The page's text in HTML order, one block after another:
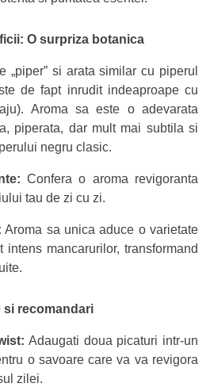
O surpriza botanica
„piper” si arata similar cu piperul
de fapt inrudit indeaproape cu
Aroma sa este o adevarata
piperata, dar mult mai subtila si
negru clasic.
Confera o aroma revigoranta
tau de zi cu zi.
Aroma sa unica aduce o varietate
mancarurilor, transformand
si recomandari
Adaugati doua picaturi intr-un
o savoare care va va revigora
zilei.